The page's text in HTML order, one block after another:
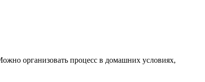
организовать процесс в домашних условиях,